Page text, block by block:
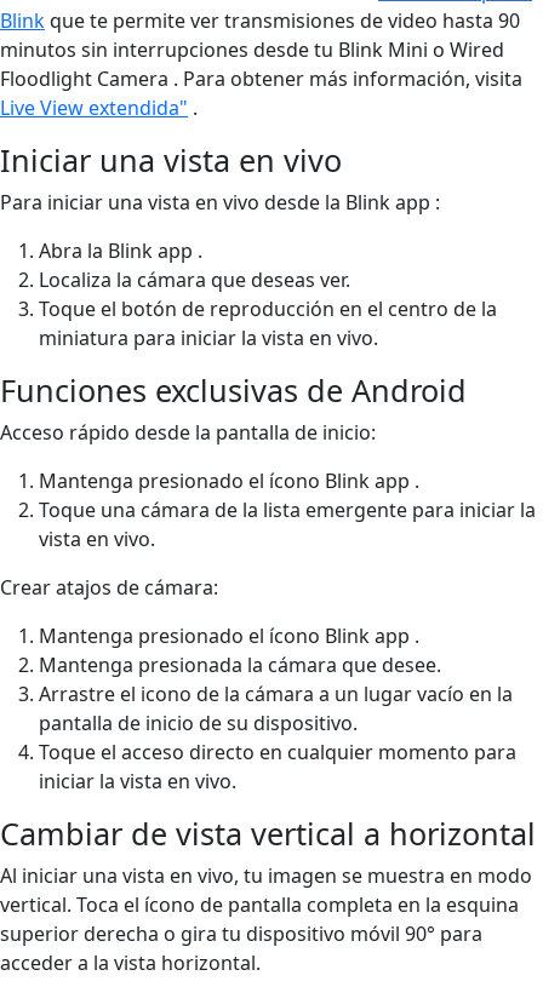
Blinkque te permite ver transmisiones de video hasta 90
minutos sin interrupciones desde tu Blink Mini o Wired
Floodlight Camera . Para obtener más información, visita
Live View extendida" .
Iniciar una vista en vivo
Para iniciar una vista en vivo desde la Blink app :
Abra la Blink app .
Localiza la cámara que deseas ver.
Toque el botón de reproducción en el centro de la
miniatura para iniciar la vista en vivo.
Funciones exclusivas de Android
Acceso rápido desde la pantalla de inicio:
Mantenga presionado el ícono Blink app .
Toque una cámara de la lista emergente para iniciar la
vista en vivo.
Crear atajos de cámara:
Mantenga presionado el ícono Blink app .
Mantenga presionada la cámara que desee.
Arrastre el icono de la cámara a un lugar vacío en la
pantalla de inicio de su dispositivo.
Toque el acceso directo en cualquier momento para
iniciar la vista en vivo.
Cambiar de vista vertical a horizontal
Al iniciar una vista en vivo, tu imagen se muestra en modo
vertical. Toca el ícono de pantalla completa en la esquina
superior derecha o gira tu dispositivo móvil 90° para
acceder a la vista horizontal.